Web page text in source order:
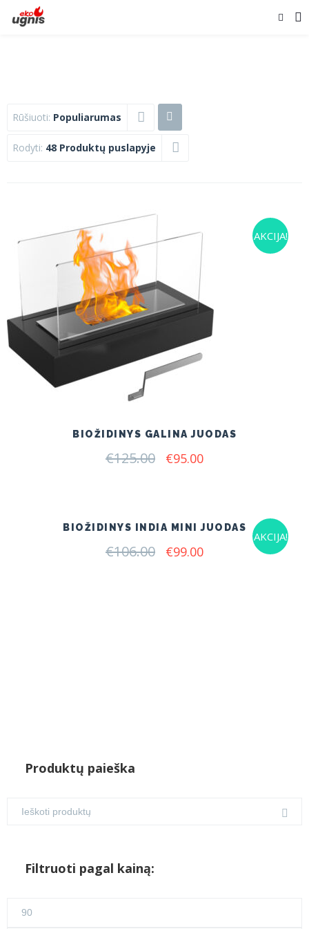
Rūšiuoti: Populiarumas
Rodyti: 48 Produktų puslapyje
AKCIJA!
BIOŽIDINYS GALINA JUODAS
€125.00 Original
€95.00Current
AKCIJA!
BIOŽIDINYS INDIA MINI JUODAS
€106.00 Original
€99.00Current
Produktų paieška
Filtruoti pagal kainą: